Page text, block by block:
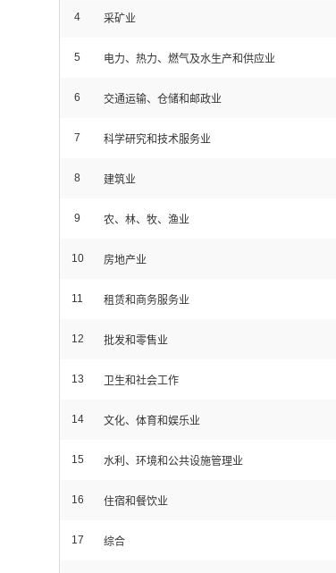
4 采矿业
5 电力、热力、燃气及水生产和供应业
6 交通运输、仓储和邮政业
7 科学研究和技术服务业
8 建筑业
9 农、林、牧、渔业
10 房地产业
11 租赁和商务服务业
12 批发和零售业
13 卫生和社会工作
14 文化、体育和娱乐业
15 水利、环境和公共设施管理业
16 住宿和餐饮业
17 综合